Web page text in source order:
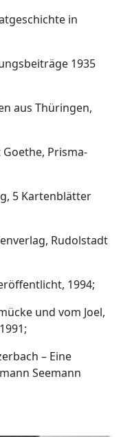
in
1935
aus Thüringen,
Prisma-
5 Kartenblätter
Rudolstadt
1994;
und vom Joel,
– Eine
Seemann